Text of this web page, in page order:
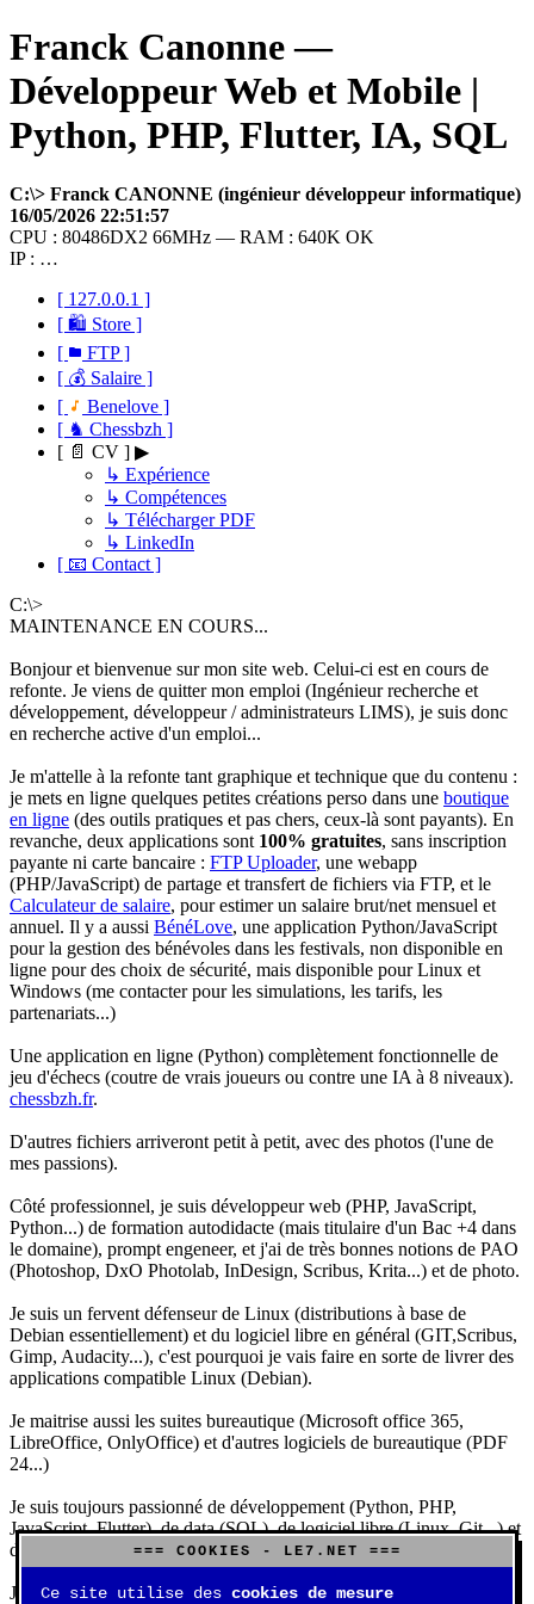
Franck Canonne —
Développeur Web et Mobile |
Python, PHP, Flutter, IA, SQL
C:\> Franck CANONNE (ingénieur développeur informatique)
16/05/2026 22:51:57
CPU : 80486DX2 66MHz — RAM : 640K OK
IP : …
[ 127.0.0.1 ]
[ 🛍 Store ]
[
FTP ]
[ 💰 Salaire ]
[
Benelove ]
[ ♞ Chessbzh ]
[ 📄 CV ] ▶
↳ Expérience
↳ Compétences
↳ Télécharger PDF
↳ LinkedIn
[ 📧 Contact ]
C:\>
MAINTENANCE EN COURS...
Bonjour et bienvenue sur mon site web. Celui-ci est en cours de
refonte. Je viens de quitter mon emploi (Ingénieur recherche et
développement, développeur / administrateurs LIMS), je suis donc
en recherche active d'un emploi...
Je m'attelle à la refonte tant graphique et technique que du contenu :
je mets en ligne quelques petites créations perso dans une boutique
en ligne (des outils pratiques et pas chers, ceux-là sont payants). En
revanche, deux applications sont 100% gratuites, sans inscription
payante ni carte bancaire : FTP Uploader, une webapp
(PHP/JavaScript) de partage et transfert de fichiers via FTP, et le
Calculateur de salaire, pour estimer un salaire brut/net mensuel et
annuel. Il y a aussi BénéLove, une application Python/JavaScript
pour la gestion des bénévoles dans les festivals, non disponible en
ligne pour des choix de sécurité, mais disponible pour Linux et
Windows (me contacter pour les simulations, les tarifs, les
partenariats...)
Une application en ligne (Python) complètement fonctionnelle de
jeu d'échecs (coutre de vrais joueurs ou contre une IA à 8 niveaux).
chessbzh.fr.
D'autres fichiers arriveront petit à petit, avec des photos (l'une de
mes passions).
Côté professionnel, je suis développeur web (PHP, JavaScript,
Python...) de formation autodidacte (mais titulaire d'un Bac +4 dans
le domaine), prompt engeneer, et j'ai de très bonnes notions de PAO
(Photoshop, DxO Photolab, InDesign, Scribus, Krita...) et de photo.
Je suis un fervent défenseur de Linux (distributions à base de
Debian essentiellement) et du logiciel libre en général (GIT,Scribus,
Gimp, Audacity...), c'est pourquoi je vais faire en sorte de livrer des
applications compatible Linux (Debian).
Je maitrise aussi les suites bureautique (Microsoft office 365,
LibreOffice, OnlyOffice) et d'autres logiciels de bureautique (PDF
24...)
Je suis toujours passionné de développement (Python, PHP,
JavaScript, Flutter), de data (SQL), de logiciel libre (Linux, Git...) et
d'IA (principalement Claude et DeepSeek).
J'aime jouer, surtout aux jeux de sociétés (Risk, Uno, Scrabble...),
=== COOKIES - LE7.NET ===
Ce site utilise des cookies de mesure